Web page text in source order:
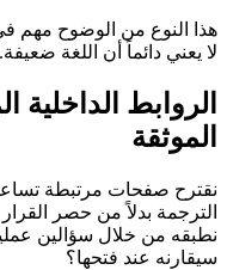
هذا النوع من الوضوح مهم
لا يعني دائماً أن اللغة ضعيفة.
الروابط الداخلية
الموثقة
نقترح صفحات مرتبطة
الترجمة بدلاً من حصر
نطبقه من خلال سؤالين
سيقارنه عند فتحها؟